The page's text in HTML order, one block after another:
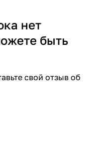
нет
быть
свой отзыв об